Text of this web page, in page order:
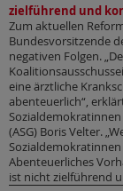
zielführend und
Zum aktuellen
Bundesvorsitzende
negativen Folgen.
eine ärztliche
abenteuerlich“,
(ASG) Boris Velter.
Abenteuerliches
ist nicht zielführend